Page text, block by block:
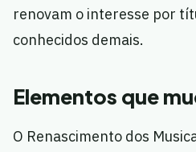
renovam o interesse por
conhecidos demais.
Elementos que
O Renascimento dos